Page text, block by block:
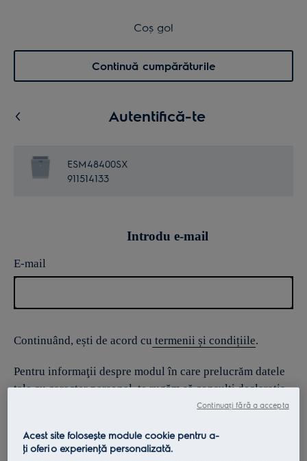
Menu 0
Coș de cumpărături
Coș gol
Continuă cumpărăturile
Autentifică-te
ESM48400SX
911514133
Introdu e-mail
E-mail
Continuând, ești de acord cu termenii și condițiile.
Pentru informaţii despre modul în care prelucrăm datele
tale cu caracter personal, te rugăm să consulţi declaraţia
Acest site folosește module cookie pentru a-
ţi oferi o experienţă personalizată.
Continuați fără a accepta